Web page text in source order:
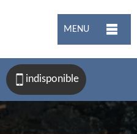
MENU
indisponible